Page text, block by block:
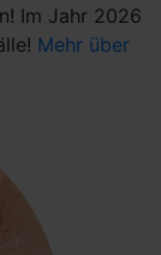
Im Jahr 2026
Mehr über